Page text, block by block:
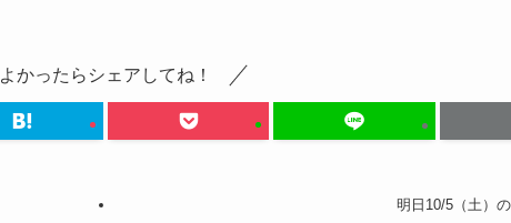
よかったらシェアしてね！
明日10/5（土）